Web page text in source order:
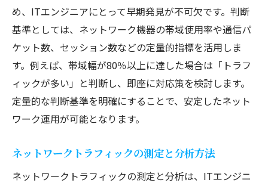
め、ITエンジニアにとって早期発見が不可欠です。判断
基準としては、ネットワーク機器の帯域使用率や通信パ
ケット数、セッション数などの定量的指標を活用しま
す。例えば、帯域幅が80％以上に達した場合は「トラフ
ィックが多い」と判断し、即座に対応策を検討します。
定量的な判断基準を明確にすることで、安定したネット
ワーク運用が可能となります。
ネットワークトラフィックの測定と分析方法
ネットワークトラフィックの測定と分析は、ITエンジニ